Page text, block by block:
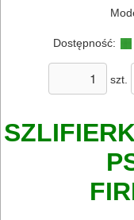
frezarki
klucze
udarowe
lutownice
Dostępność:
szt.